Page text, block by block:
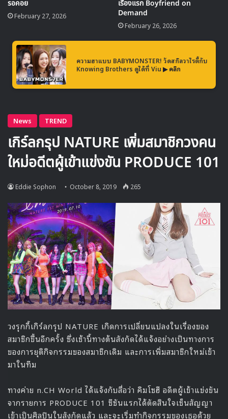
ส่วนโฆษณาตัวที่ 2 ที่ปล่อยออกมาเป็นเวอร์ชันของจางกียงที่มา
ในลุคสง่างามและปราดเปรียว
รอคอย
February 27, 2026
เรื่องแรก Boyfriend on
Demand
February 26, 2026
ความฮาแบบ BABYMONSTER! วัดสกิลวาไรตี้กับ
Knowing Brothers ดูได้ที่ Viu ▶ คลิก